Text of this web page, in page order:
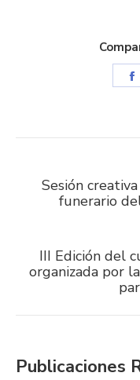
Sesión
funerario
III Edición del
organizada por
Publicaciones